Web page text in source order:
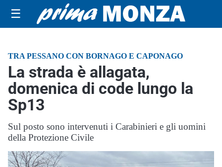
☰
TRA PESSANO CON BORNAGO E CAPONAGO
La strada è allagata,
domenica di code lungo la
Sp13
Sul posto sono intervenuti i Carabinieri e gli uomini
della Protezione Civile